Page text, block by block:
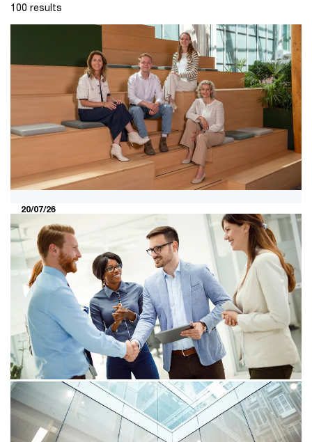
100 results
20/07/26
Sociale duurzaamheid meetbaar
maken, met impact op
maatschappelijke en bedrijfswaarde
Sociale duurzaamheid van Achmea werd met PwC
meetbaar gemaakt. Achmea kan nu sturen op
initiatieven die bijdragen aan maatschappelijke waarde
en aan bedrijfswaarde.
Consumer Markets M&A Deals